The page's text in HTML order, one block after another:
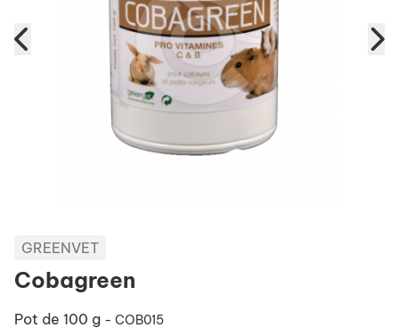
GREENVET
Cobagreen
Pot de 100 g - COB015